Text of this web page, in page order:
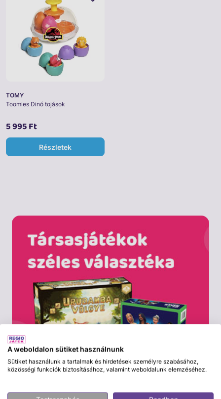
TOMY
Toomies Dinó tojások
5 995 Ft
Részletek
A weboldalon sütiket használnunk
Sütiket használunk a tartalmak és hirdetések személyre szabásához,
közösségi funkciók biztosításához, valamint weboldalunk elemzéséhez.